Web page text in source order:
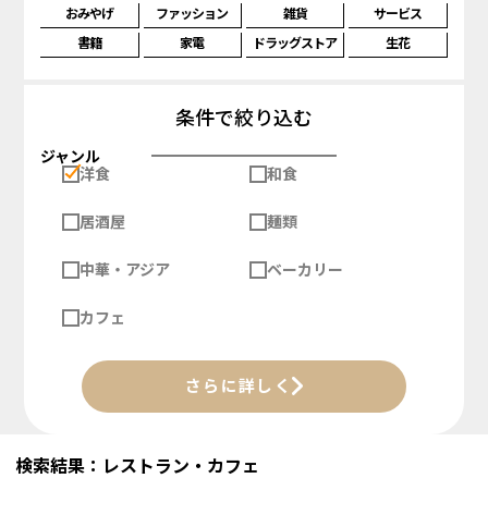
おみやげ ファッション 雑貨
サービス
書籍
家電 ドラッグストア 生花
条件で絞り込む
ジャンル
洋食
和食
居酒屋 麺類
中華・アジア ベーカリー
カフェ
さらに詳しく
検索結果：レストラン・カフェ